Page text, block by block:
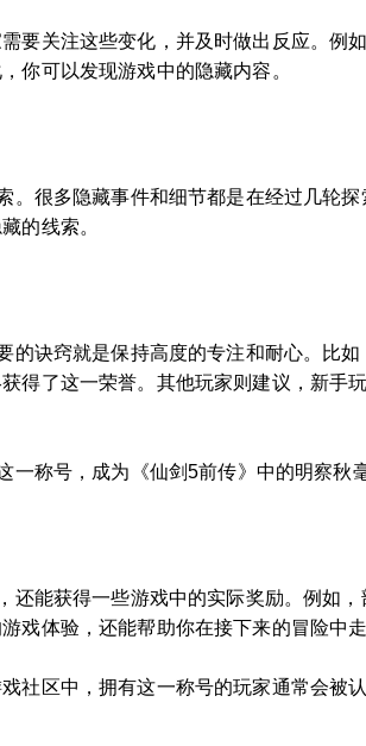
要关注这些变化，并及时做出反应。例
你可以发现游戏中的隐藏内容。
。很多隐藏事件和细节都是在经过几轮
的线索。
的诀窍就是保持高度的专注和耐心。比
得了这一荣誉。其他玩家则建议，新手
一称号，成为《仙剑5前传》中的明察秋
还能获得一些游戏中的实际奖励。例如
戏体验，还能帮助你在接下来的冒险中走
社区中，拥有这一称号的玩家通常会被